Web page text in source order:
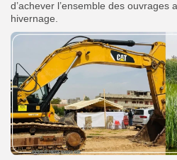
d’achever l’ensemble des ouvrages
hivernage.